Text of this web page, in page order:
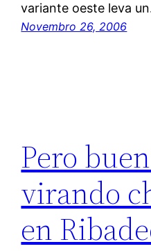
variante oeste leva
Novembro 26, 2006
Pero
virando
en